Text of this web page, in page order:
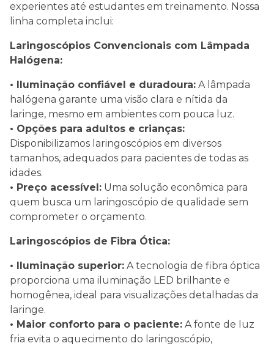
experientes até estudantes em treinamento. Nossa
linha completa inclui:
Laringoscópios Convencionais com Lâmpada
Halógena:
• Iluminação confiável e duradoura: A lâmpada
halógena garante uma visão clara e nítida da
laringe, mesmo em ambientes com pouca luz.
• Opções para adultos e crianças:
Disponibilizamos laringoscópios em diversos
tamanhos, adequados para pacientes de todas as
idades.
• Preço acessível: Uma solução econômica para
quem busca um laringoscópio de qualidade sem
comprometer o orçamento.
Laringoscópios de Fibra Ótica:
• Iluminação superior: A tecnologia de fibra óptica
proporciona uma iluminação LED brilhante e
homogênea, ideal para visualizações detalhadas da
laringe.
• Maior conforto para o paciente: A fonte de luz
fria evita o aquecimento do laringoscópio,